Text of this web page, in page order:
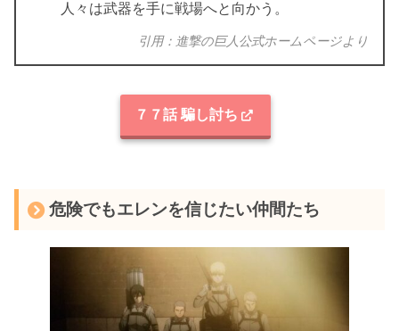
人々は武器を手に戦場へと向かう。
引用：進撃の巨人公式ホームページより
７７話 騙し討ち
危険でもエレンを信じたい仲間たち